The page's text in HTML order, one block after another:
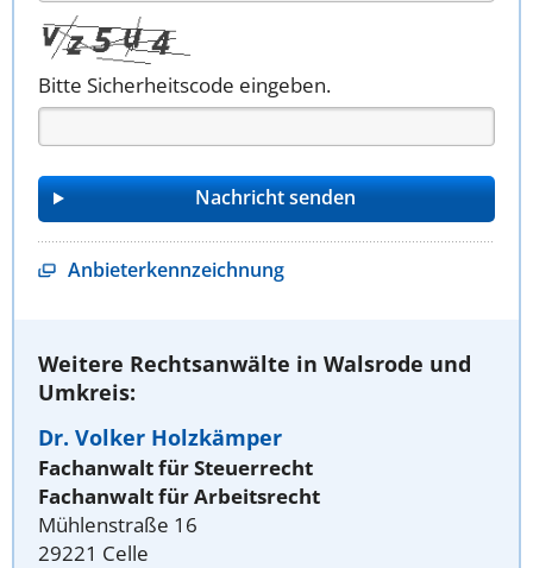
Bitte Sicherheitscode eingeben.
Anbieterkennzeichnung
Weitere Rechtsanwälte in Walsrode und
Umkreis:
Dr. Volker Holzkämper
Fachanwalt für Steuerrecht
Fachanwalt für Arbeitsrecht
Mühlenstraße 16
29221 Celle